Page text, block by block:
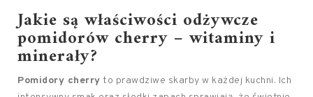
Jakie są właściwości odżywcze
pomidorów cherry – witaminy i
minerały?
Pomidory cherry to prawdziwe skarby w każdej kuchni. Ich